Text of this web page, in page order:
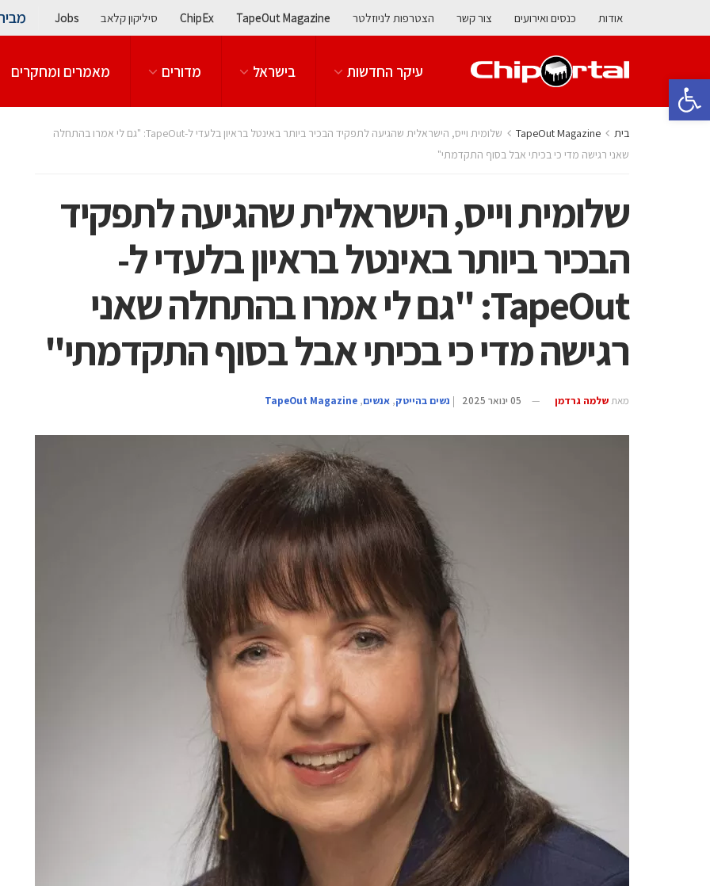
פתח סרגל נגישות
אודות כנסים ואירועים צור קשר הצטרפות לניוזלטר TapeOut Magazine
ChipEx סיליקון קלאב Jobs
עיקר החדשות בישראל מדורים מאמרים ומחקרים
בית TapeOut Magazine
שלומית וייס, הישראלית שהגיעה לתפקיד הבכיר ביותר באינטל בראיון בלעדי ל-TapeOut: "גם לי אמרו בהתחלה
שאני רגישה מדי כי בכיתי אבל בסוף התקדמתי"
שלומית וייס, הישראלית שהגיעה לתפקיד
הבכיר ביותר באינטל בראיון בלעדי ל-
TapeOut: "גם לי אמרו בהתחלה שאני
רגישה מדי כי בכיתי אבל בסוף התקדמתי"
מאת שלמה גרדמן 05 ינואר 2025 | נשים בהייטק, אנשים,
TapeOut Magazine